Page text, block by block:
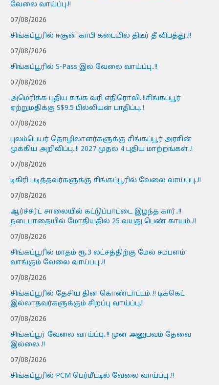
வேலை வாய்ப்பு.!!
07/08/2026
சிங்கப்பூரில் ஈசூன் காபி கடையில் திடீர் தீ விபத்து..!!
07/08/2026
சிங்கப்பூரில் S-Pass இல் வேலை வாய்ப்பு..!!
07/08/2026
அமெரிக்க புதிய சுங்க வரி எதிரொலி..!!சிங்கப்பூர்
ஏற்றுமதிக்கு S$9.5 பில்லியன் பாதிப்பு..!
07/08/2026
புலம்பெயர் தொழிலாளர்களுக்கு சிங்கப்பூர் அரசின்
முக்கிய அறிவிப்பு..!! 2027 முதல் 4 புதிய மாற்றங்கள்..!
07/08/2026
டிகிரி படித்தவர்களுக்கு சிங்கப்பூரில் வேலை வாய்ப்பு..!!
07/08/2026
ஆர்ச்சர்ட் சாலையில் கட்டுப்பாட்டை இழந்த கார்..!!
நடைபாதையில் மோதியதில் 25 வயது பெண் காயம்..!!
07/08/2026
சிங்கப்பூரில் மாதம் ரூ.3 லட்சத்திற்கு மேல் சம்பளம்
வாங்கும் வேலை வாய்ப்பு..!!
07/08/2026
சிங்கப்பூரில் தேசிய தின கொண்டாட்டம்..!! டிக்கெட்
இல்லாதவர்களுக்கும் சிறப்பு வாய்ப்பு.!
07/08/2026
சிங்கப்பூர் வேலை வாய்ப்பு..!! முன் அனுபவம் தேவை
இல்லை..!!
07/08/2026
சிங்கப்பூரில் PCM பெர்மீட்டில் வேலை வாய்ப்பு..!!